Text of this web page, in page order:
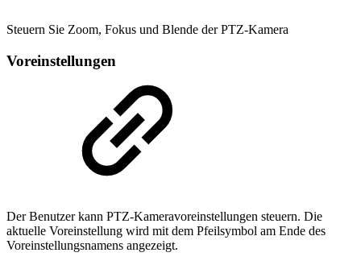
Steuern Sie Zoom, Fokus und Blende der PTZ-Kamera
Voreinstellungen
Der Benutzer kann PTZ-Kameravoreinstellungen steuern. Die
aktuelle Voreinstellung wird mit dem Pfeilsymbol am Ende des
Voreinstellungsnamens angezeigt.